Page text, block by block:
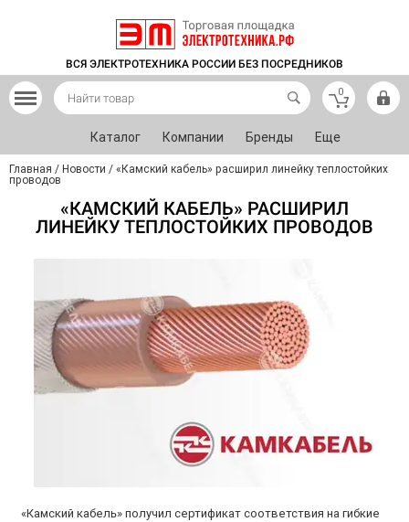
ВСЯ ЭЛЕКТРОТЕХНИКА РОССИИ БЕЗ ПОСРЕДНИКОВ
0
Каталог Компании Бренды Еще
Главная / Новости / «Камский кабель» расширил линейку теплостойких
проводов
«КАМСКИЙ КАБЕЛЬ» РАСШИРИЛ
ЛИНЕЙКУ ТЕПЛОСТОЙКИХ ПРОВОДОВ
«Камский кабель» получил сертификат соответствия на гибкие